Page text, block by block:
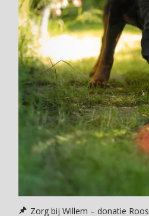
Zorg bij Willem – donatie Roos